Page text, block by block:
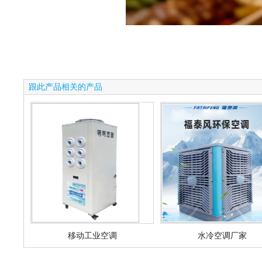
跟此产品相关的产品
移动工业空调 水冷空调厂家